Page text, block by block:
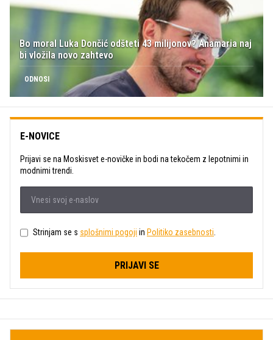
Bo moral Luka Dončić odšteti 43 milijonov? Anamaria naj
bi vložila novo zahtevo
ODNOSI
E-NOVICE
Prijavi se na Moskisvet e-novičke in bodi na tekočem z lepotnimi in
modnimi trendi.
Strinjam se s splošnimi pogoji in Politiko zasebnosti.
PRIJAVI SE